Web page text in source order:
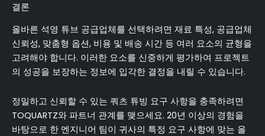
결론
올바른 석영 튜브 공급업체를 선택하려면 재료 특성, 공급업체
신뢰성, 맞춤형 옵션, 비용 및 배송 시간 등 여러 요소의 균형을
고려해야 합니다. 이러한 요소를 신중하게 평가하여 프로젝트
의 성공을 보장하는 정보에 입각한 결정을 내릴 수 있습니다.
정밀하고 신뢰할 수 있는 쿼츠 튜빙 요구 사항을 충족하려면
TOQUARTZ와 파트너 관계를 맺으세요. 20년 이상의 경험을
바탕으로 한 엔지니어 팀이 귀사의 특정 요구 사항에 맞는 올